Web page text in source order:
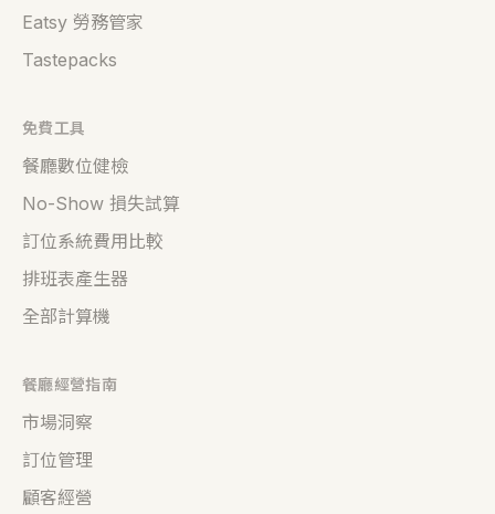
Eatsy 勞務管家
Tastepacks
免費工具
餐廳數位健檢
No-Show 損失試算
訂位系統費用比較
排班表產生器
全部計算機
餐廳經營指南
市場洞察
訂位管理
顧客經營